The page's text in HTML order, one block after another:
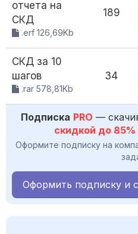
отчета на
СКД
.erf 126,69Kb
189
СКД за 10
шагов
.rar 578,81Kb
34
Подписка PRO —
скидкой до 85%
Оформите подписку на
Оформить подписку и